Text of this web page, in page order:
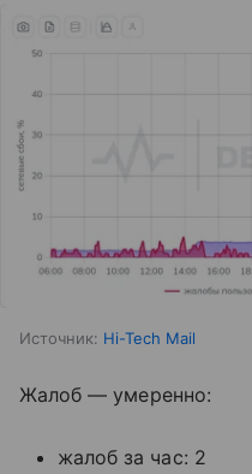
Источник: Hi-Tech Mail
Жалоб — умеренно:
жалоб за час: 2